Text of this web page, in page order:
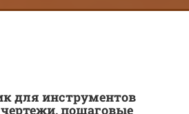
для инструментов
пошаговые